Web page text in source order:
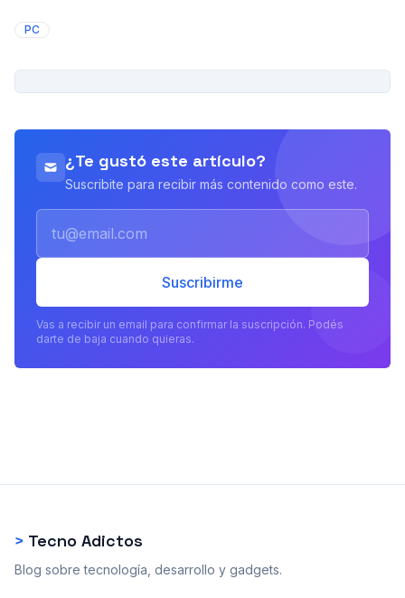
PC
¿Te gustó este artículo?
Suscribite para recibir más contenido como este.
Suscribirme
Vas a recibir un email para confirmar la suscripción. Podés
darte de baja cuando quieras.
> Tecno Adictos
Blog sobre tecnología, desarrollo y gadgets.